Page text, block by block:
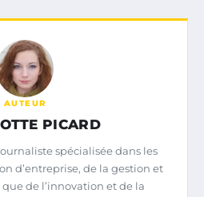
AUTEUR
PICARD
spécialisée dans les
d’entreprise, de la gestion et
de l’innovation et de la